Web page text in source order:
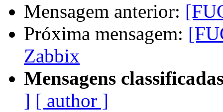
Mensagem anterior:
Próxima mensagem:
Zabbix
Mensagens
] [ author ]